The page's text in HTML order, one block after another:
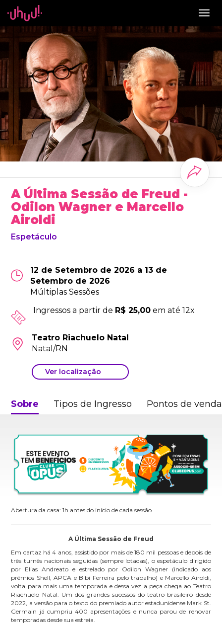
A Última Sessão de Freud -
Odilon Wagner e Marcello
Airoldi
Espetáculo
12 de Setembro de 2026 a 13 de
Setembro de 2026
Múltiplas Sessões
Ingressos a partir de R$ 25,00 em até 12x
Teatro Riachuelo Natal
Natal/RN
Ver localização
Sobre Tipos de Ingresso Pontos de venda
Abertura da casa: 1h antes do início de cada sessão
A Última Sessão de Freud
Em cartaz há 4 anos, assistido por mais de 180 mil pessoas e depois de
três turnês nacionais seguidas (sempre lotadas), o espetáculo dirigido
por Elias Andreato e estrelado por Odilon Wagner (indicado aos
prêmios Shell, APCA e Bibi Ferreira pelo trabalho) e Marcello Airoldi,
volta para mais uma temporada e dessa vez a peça chega ao Teatro
Riachuelo Natal. Um dos grandes sucessos do teatro brasileiro desde
2022, a versão para o texto do premiado autor estadunidense Mark St.
Germain já cumpriu 400 apresentações e nunca parou de renovar
temporadas desde sua estreia.